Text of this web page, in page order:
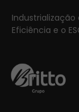
Industrialização
Eficiência e o